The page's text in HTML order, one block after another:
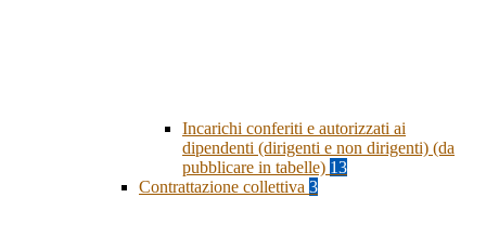
Incarichi conferiti e autorizzati ai
dipendenti (dirigenti e non dirigenti) (da
pubblicare in tabelle) 13
Contrattazione collettiva 3